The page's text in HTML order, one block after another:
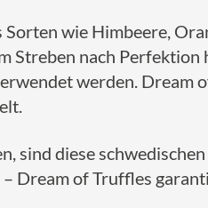
wie Himbeere,
Streben nach
werden. Dream
sind diese
Dream of Truffles